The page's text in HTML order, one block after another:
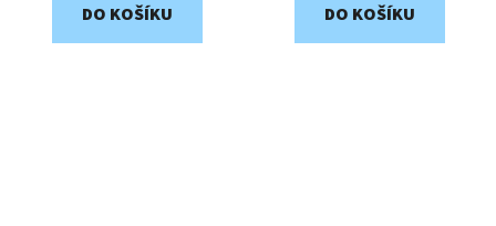
DO KOŠÍKU DO KOŠÍKU